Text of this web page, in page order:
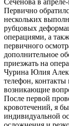
Первично
нескольких
рубцовых
операциями, а
первичного
дополнительное
приезжать на
Чурина Юлия
телефон, контакты
возникающие
После первой
кровотечений, я
индивидуальной